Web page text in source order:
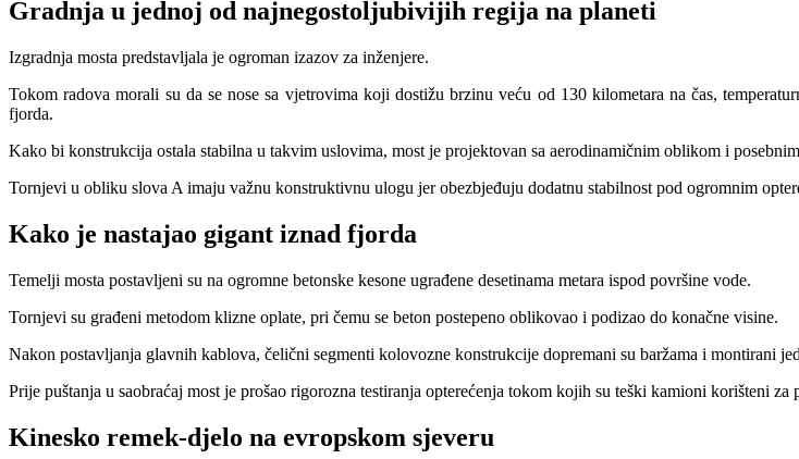
Gradnja u jednoj od najnegostoljubivijih regija na planeti
Izgradnja mosta predstavljala je ogroman izazov za inženjere.
Tokom radova morali su da se nose sa vjetrovima koji dostižu brzinu veću od 130 kilometara na čas,
fjorda.
Kako bi konstrukcija ostala stabilna u takvim uslovima, most je projektovan sa aerodinamičnim oblikom i
Tornjevi u obliku slova A imaju važnu konstruktivnu ulogu jer obezbjeđuju dodatnu stabilnost pod ogromnim
Kako je nastajao gigant iznad fjorda
Temelji mosta postavljeni su na ogromne betonske kesone ugrađene desetinama metara ispod površine vode.
Tornjevi su građeni metodom klizne oplate, pri čemu se beton postepeno oblikovao i podizao do konačne visine.
Nakon postavljanja glavnih kablova, čelični segmenti kolovozne konstrukcije dopremani su baržama i montirani
Prije puštanja u saobraćaj most je prošao rigorozna testiranja opterećenja tokom kojih su teški kamioni korišteni
Kinesko remek-djelo na evropskom sjeveru